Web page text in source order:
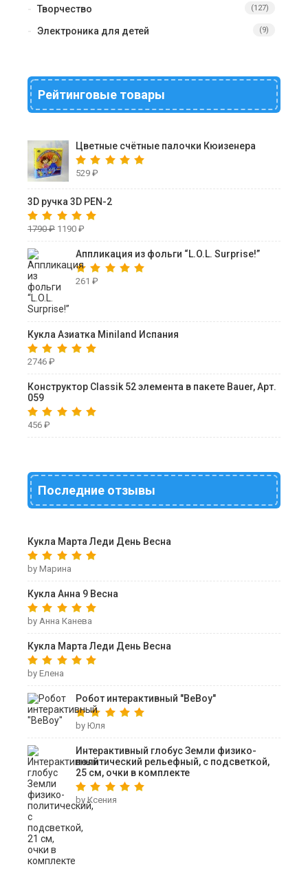
Творчество (127)
Электроника для детей (9)
Рейтинговые товары
Цветные счётные палочки Кюизенера
529 ₽
3D ручка 3D PEN-2
1790₽ 1190 ₽
Аппликация из фольги “L.O.L. Surprise!”
261 ₽
Кукла Азиатка Miniland Испания
2746 ₽
Конструктор Classik 52 элемента в пакете Bauer, Арт.
059
456 ₽
Последние отзывы
Кукла Марта Леди День Весна
by Марина
Кукла Анна 9 Весна
by Анна Канева
Кукла Марта Леди День Весна
by Елена
Робот интерактивный "ВеВоу"
by Юля
Интерактивный глобус Земли физико-
политический рельефный, с подсветкой,
25 см, очки в комплекте
by Ксения